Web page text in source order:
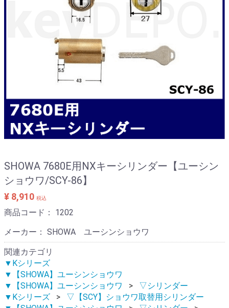
SHOWA 7680E用NXキーシリンダー【ユーシン
ショウワ/SCY-86】
¥ 8,910 税込
商品コード： 1202
メーカー： SHOWA ユーシンショウワ
関連カテゴリ
▼Kシリーズ
▼【SHOWA】ユーシンショウワ
▼【SHOWA】ユーシンショウワ
▽シリンダー
▼Kシリーズ
▽【SCY】ショウワ取替用シリンダー